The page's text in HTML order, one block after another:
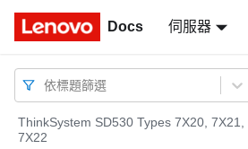
Docs 伺服器
Docs
依標題篩選
ThinkSystem SD530 Types 7X20, 7X21,
7X22